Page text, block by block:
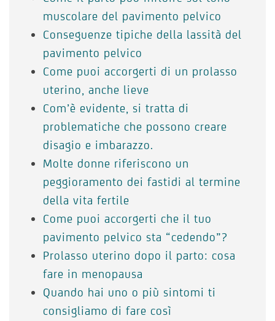
muscolare del pavimento pelvico
Conseguenze tipiche della lassità del
pavimento pelvico
Come puoi accorgerti di un prolasso
uterino, anche lieve
Com’è evidente, si tratta di
problematiche che possono creare
disagio e imbarazzo.
Molte donne riferiscono un
peggioramento dei fastidi al termine
della vita fertile
Come puoi accorgerti che il tuo
pavimento pelvico sta “cedendo”?
Prolasso uterino dopo il parto: cosa
fare in menopausa
Quando hai uno o più sintomi ti
consigliamo di fare così